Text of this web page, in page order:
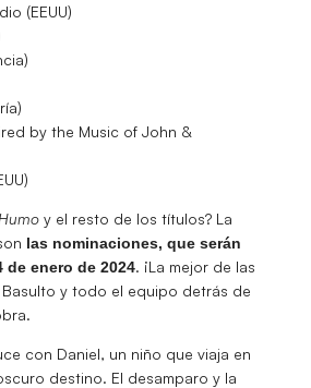
(EEUU)
by the Music of John &
Humo y el resto de los títulos? La
las nominaciones, que serán
de enero de 2024. ¡La mejor de las
y todo el equipo detrás de
con Daniel, un niño que viaja en
destino. El desamparo y la